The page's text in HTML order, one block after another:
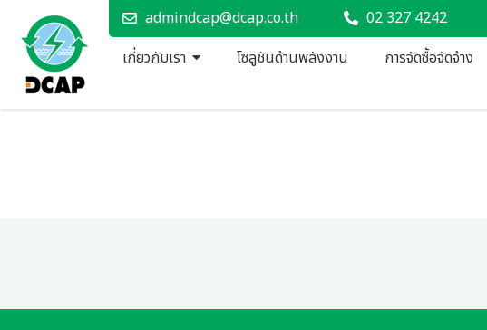
admindcap@dcap.co.th 02 327 4242
เกี่ยวกับเรา
โซลูชันด้านพลังงาน การจัดซื้อจัดจ้าง